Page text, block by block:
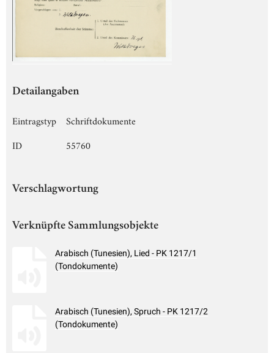
Detailangaben
Eintragstyp
Schriftdokumente
ID
55760
Verschlagwortung
Verknüpfte Sammlungsobjekte
Arabisch (Tunesien), Lied - PK 1217/1
(Tondokumente)
Arabisch (Tunesien), Spruch - PK 1217/2
(Tondokumente)